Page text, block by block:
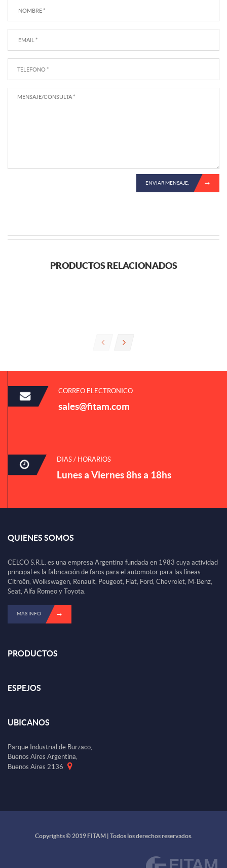
ENVIAR MENSAJE.
PRODUCTOS RELACIONADOS
CORREO ELECTRONICO
sales@fitam.com
DIAS / HORARIOS
Lunes a Viernes 8hs a 18hs
QUIENES SOMOS
CELCO S.R.L. es una empresa Argentina fundada en 1983 cuya actividad
principal es la fabricación de faros para el automotor para las líneas
Citroën, Wolkswagen, Renault, Peugeot, Fiat, Ford, Chevrolet, M-Benz,
Seat, Alfa Romeo y Toyota.
MÁS INFO
PRODUCTOS
ESPEJOS
UBICANOS
Parque Industrial de Burzaco,
Buenos Aires Argentina,
Buenos Aires 2136
Copyrights © 2019 FITAM | Todos los derechos reservados.